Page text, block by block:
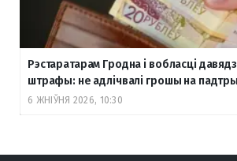
Рэстаратарам Гродна і вобласці
штрафы: не адлічвалі грошы на
6 ЖНІЎНЯ 2026, 10:30